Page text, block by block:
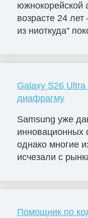
южнокорейской
возрасте 24
из ниоткуда"
Galaxy S26
диафрагму
Samsung уже
инновационных
однако многие
исчезали с
Помощник по